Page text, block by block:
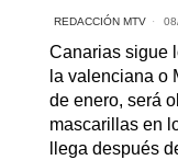
REDACCIÓN MTV
Canarias sigue
la valenciana o
de enero, será
mascarillas en
llega después